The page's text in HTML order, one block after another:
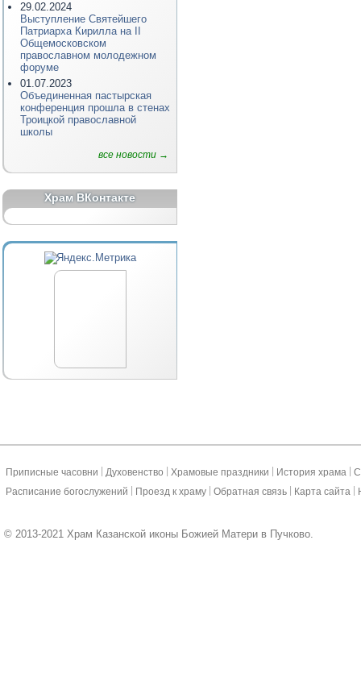
29.02.2024
Выступление Святейшего
Патриарха Кирилла на II
Общемосковском
православном молодежном
форуме
01.07.2023
Объединенная пастырская
конференция прошла в стенах
Троицкой православной
школы
все новости →
Храм ВКонтакте
Приписные часовни Духовенство Храмовые праздники История храма
Расписание богослужений
Проезд к храму Обратная связь Карта сайта
© 2013-2021 Храм Казанской иконы Божией Матери в Пучково.